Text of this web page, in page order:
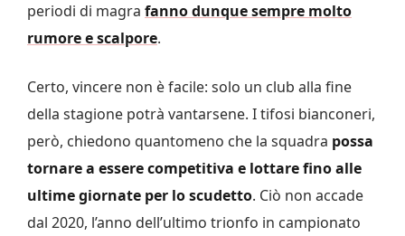
periodi di magra fanno dunque sempre molto
rumore e scalpore.
Certo, vincere non è facile: solo un club alla fine
della stagione potrà vantarsene. I tifosi bianconeri,
però, chiedono quantomeno che la squadra possa
tornare a essere competitiva e lottare fino alle
ultime giornate per lo scudetto. Ciò non accade
dal 2020, l’anno dell’ultimo trionfo in campionato